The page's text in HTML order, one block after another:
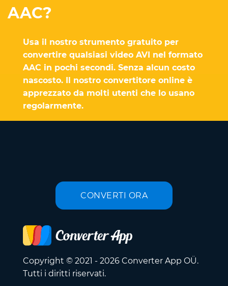
AAC?
Usa il nostro strumento gratuito per
convertire qualsiasi video AVI nel formato
AAC in pochi secondi. Senza alcun costo
nascosto. Il nostro convertitore online è
apprezzato da molti utenti che lo usano
regolarmente.
CONVERTI ORA
Copyright © 2021 - 2026 Converter App OÜ.
Tutti i diritti riservati.